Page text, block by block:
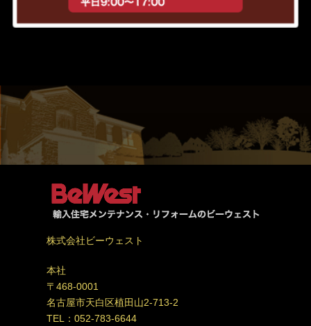
株式会社ビーウェスト
本社
〒468-0001
名古屋市天白区植田山2-713-2
TEL：052-783-6644